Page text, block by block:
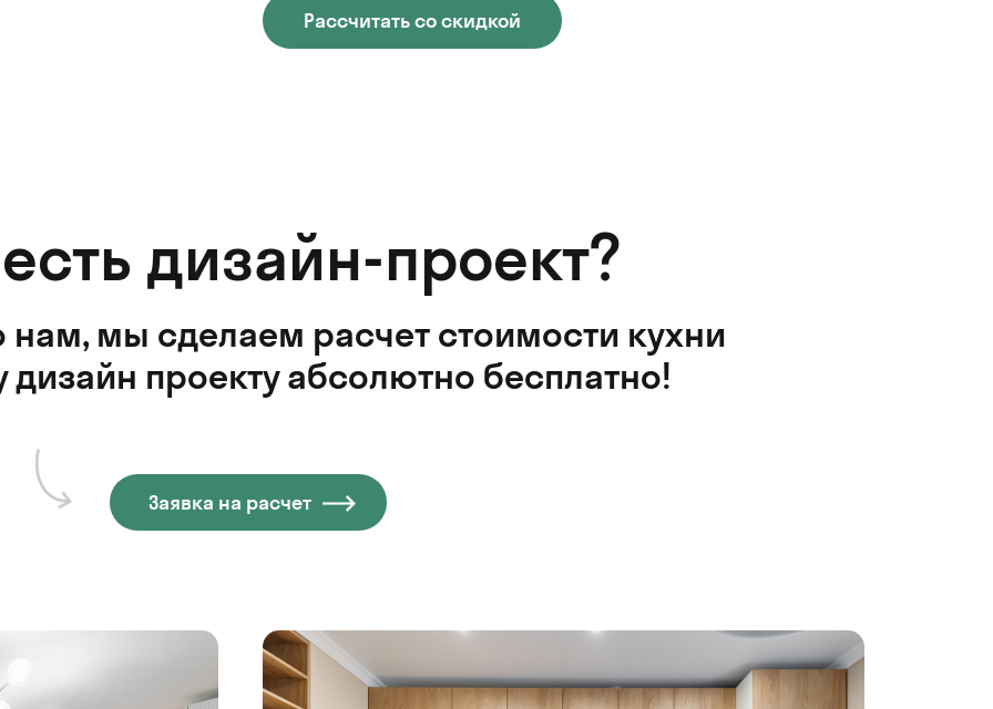
Рассчитать со скидкой
дизайн-проект?
нам, мы сделаем расчет стоимости кухни
проекту абсолютно бесплатно!
Заявка на расчет